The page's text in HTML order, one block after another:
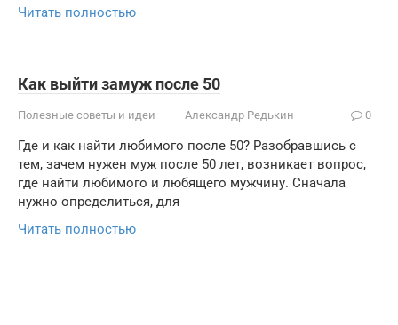
Читать полностью
Как выйти замуж после 50
Полезные советы и идеи Александр Редькин 0
Где и как найти любимого после 50? Разобравшись с
тем, зачем нужен муж после 50 лет, возникает вопрос,
где найти любимого и любящего мужчину. Сначала
нужно определиться, для
Читать полностью